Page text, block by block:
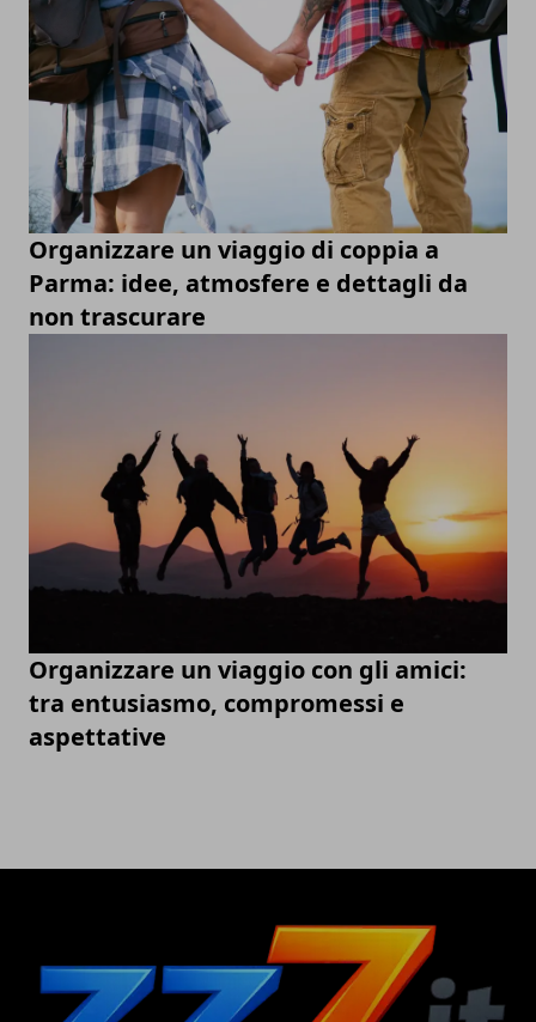
Organizzare un viaggio di coppia a
Parma: idee, atmosfere e dettagli da
non trascurare
Organizzare un viaggio con gli amici:
tra entusiasmo, compromessi e
aspettative